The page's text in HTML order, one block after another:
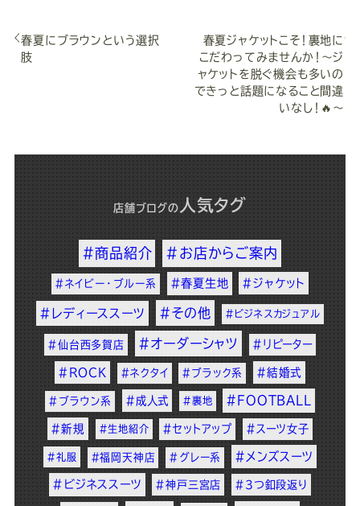
春夏にブラウンという選択
肢
春夏ジャケットこそ！裏地に
こだわってみませんか！～ジ
ャケットを脱ぐ機会も多いの
できっと話題になること間違
いなし！🔥～
店舗ブログの 人気タグ
#商品紹介 #お店からご案内
#ネイビー・ブルー系 #春夏生地 #ジャケット
#レディーススーツ #その他 #ビジネスカジュアル
#仙台西多賀店 #オーダーシャツ #リピーター
#ROCK #ネクタイ #ブラック系 #結婚式
#ブラウン系 #成人式 #裏地 #FOOTBALL
#新規 #生地紹介 #セットアップ #スーツ女子
#礼服 #福岡天神店 #グレー系 #メンズスーツ
#ビジネススーツ #神戸三宮店 #3つ釦段返り